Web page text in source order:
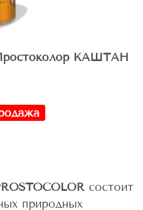
КАШТАН
состоит
природных